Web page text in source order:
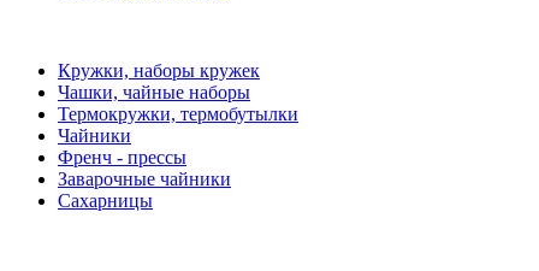
Кружки, наборы кружек
Чашки, чайные наборы
Термокружки, термобутылки
Чайники
Френч - прессы
Заварочные чайники
Сахарницы